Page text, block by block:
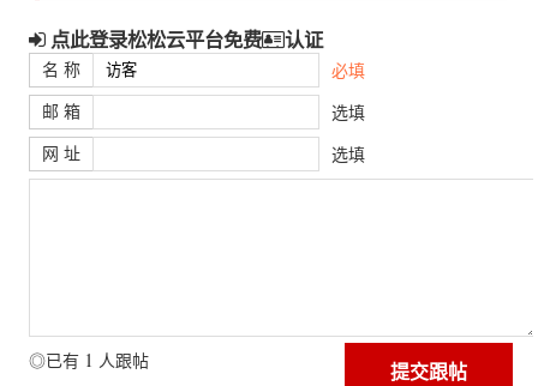
点此登录松松云平台免费 认证
名 称 必填
邮 箱 选填
网 址 选填
◎已有 1 人跟帖